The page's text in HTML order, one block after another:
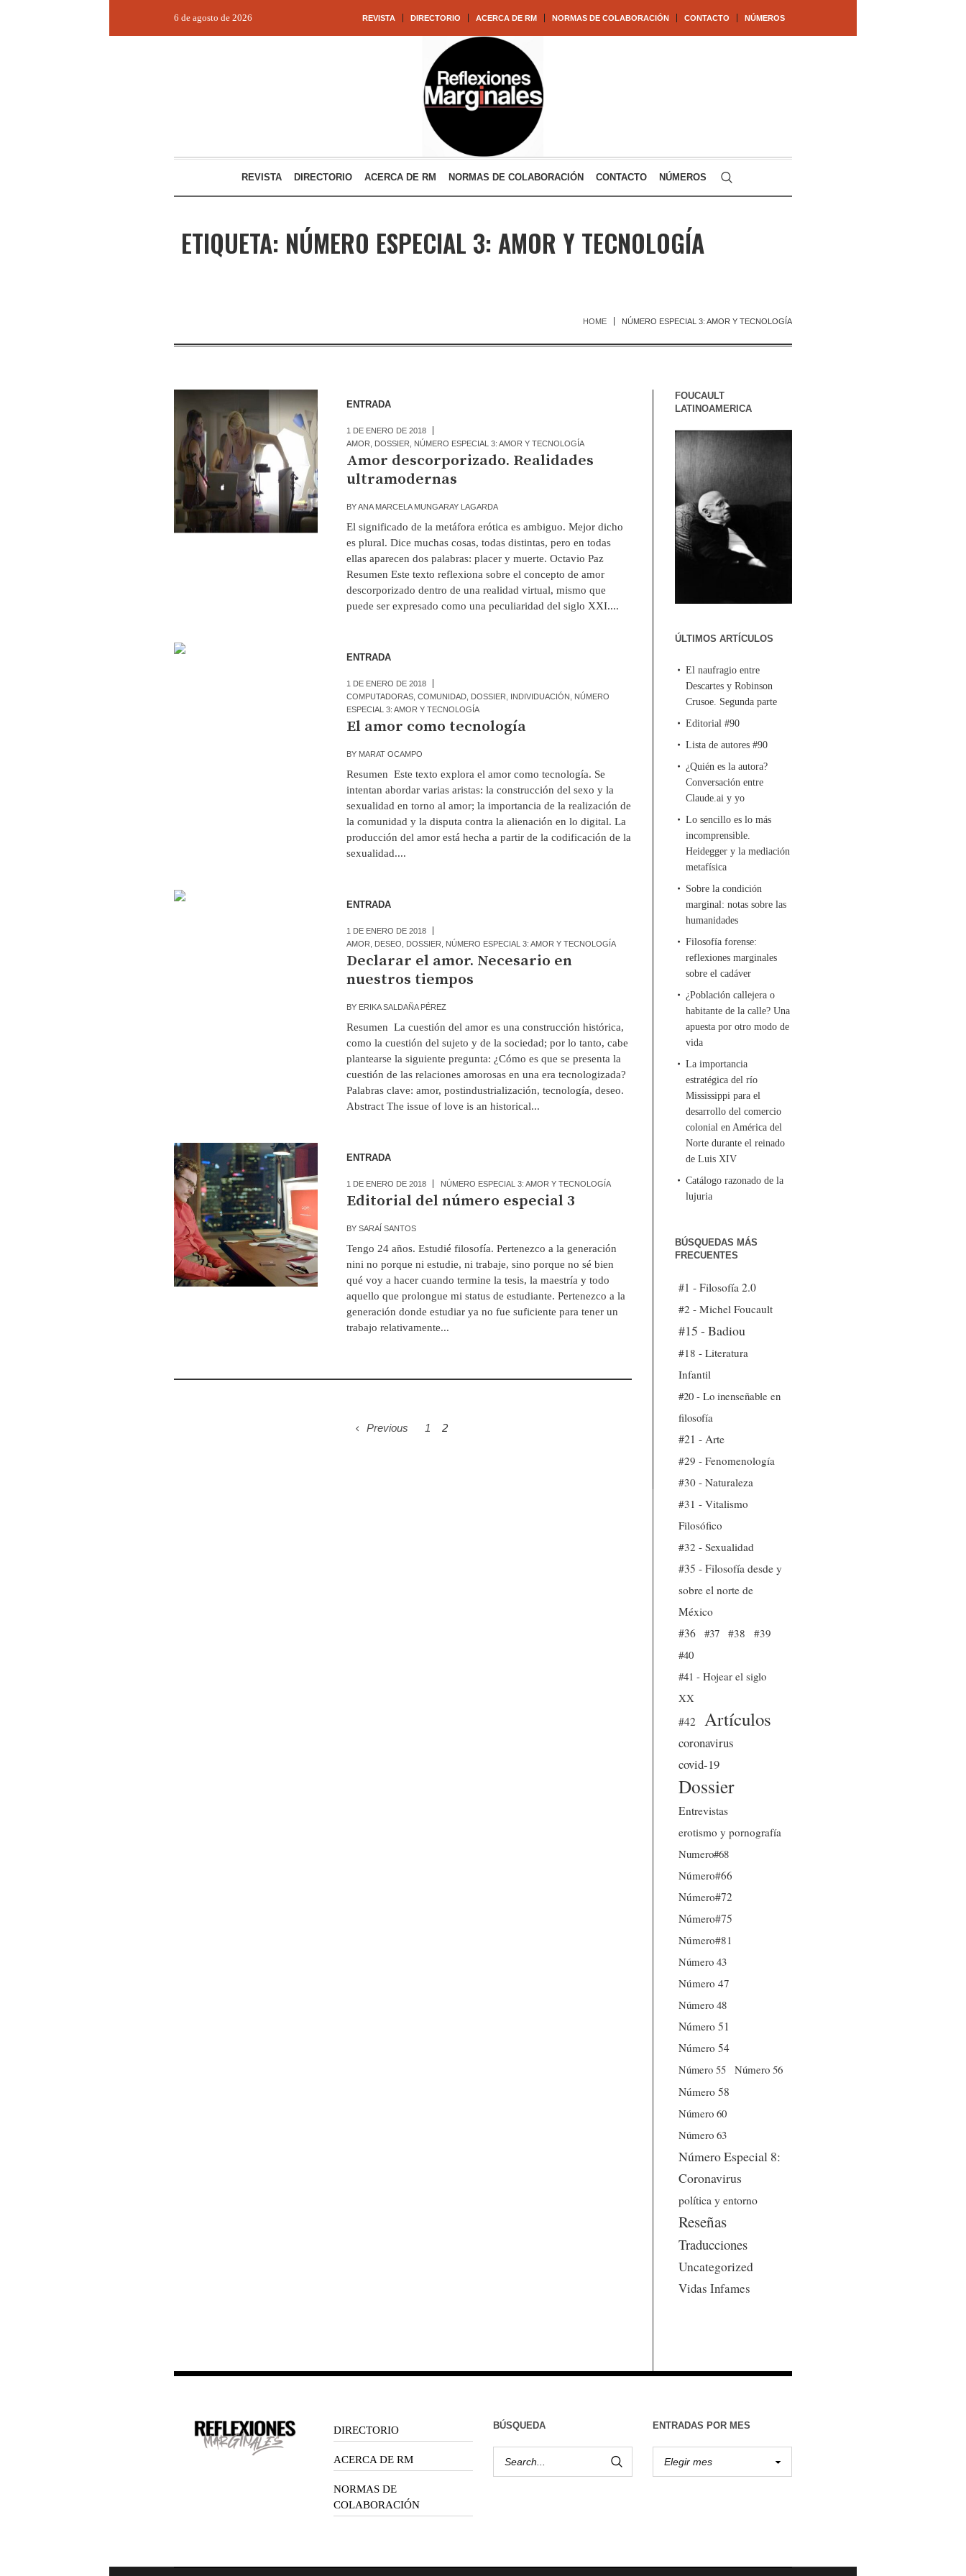
REVISTA DIRECTORIO ACERCA DE RM NORMAS DE COLABORACIÓN CONTACTO NÚMEROS
6 de agosto de 2026
REVISTA DIRECTORIO ACERCA DE RM NORMAS DE COLABORACIÓN CONTACTO NÚMEROS
ETIQUETA: NÚMERO ESPECIAL 3: AMOR Y TECNOLOGÍA
HOME NÚMERO ESPECIAL 3: AMOR Y TECNOLOGÍA
ENTRADA
1 DE ENERO DE 2018
AMOR
DOSSIER NÚMERO ESPECIAL 3: AMOR Y TECNOLOGÍA
Amor descorporizado. Realidades
ultramodernas
BYANA MARCELA MUNGARAY LAGARDA
El significado de la metáfora erótica es ambiguo. Mejor dicho
es plural. Dice muchas cosas, todas distintas, pero en todas
ellas aparecen dos palabras: placer y muerte. Octavio Paz
Resumen Este texto reflexiona sobre el concepto de amor
descorporizado dentro de una realidad virtual, mismo que
puede ser expresado como una peculiaridad del siglo XXI....
ENTRADA
1 DE ENERO DE 2018
COMPUTADORAS, COMUNIDAD, DOSSIER INDIVIDUACIÓN
NÚMERO
ESPECIAL 3: AMOR Y TECNOLOGÍA
El amor como tecnología
BY MARAT OCAMPO
Resumen Este texto explora el amor como tecnología. Se
intentan abordar varias aristas: la construcción del sexo y la
sexualidad en torno al amor; la importancia de la realización de
la comunidad y la disputa contra la alienación en lo digital. La
producción del amor está hecha a partir de la codificación de la
sexualidad....
ENTRADA
1 DE ENERO DE 2018
AMOR
DESEO DOSSIER NÚMERO ESPECIAL 3: AMOR Y TECNOLOGÍA
Declarar el amor. Necesario en
nuestros tiempos
BY ERIKA SALDAÑA PÉREZ
Resumen La cuestión del amor es una construcción histórica,
como la cuestión del sujeto y de la sociedad; por lo tanto, cabe
plantearse la siguiente pregunta: ¿Cómo es que se presenta la
cuestión de las relaciones amorosas en una era tecnologizada?
Palabras clave: amor, postindustrialización, tecnología, deseo.
Abstract The issue of love is an historical...
ENTRADA
1 DE ENERO DE 2018 NÚMERO ESPECIAL 3: AMOR Y TECNOLOGÍA
Editorial del número especial 3
BY SARAÍ SANTOS
Tengo 24 años. Estudié filosofía. Pertenezco a la generación
nini no porque ni estudie, ni trabaje, sino porque no sé bien
qué voy a hacer cuando termine la tesis, la maestría y todo
aquello que prolongue mi status de estudiante. Pertenezco a la
generación donde estudiar ya no fue suficiente para tener un
trabajo relativamente...
Previous 1 2
FOUCAULT
LATINOAMERICA
ÚLTIMOS ARTÍCULOS
El naufragio entre
Descartes y Robinson
Crusoe. Segunda parte
Editorial #90
Lista de autores #90
¿Quién es la autora?
Conversación entre
Claude.ai y yo
Lo sencillo es lo más
incomprensible.
Heidegger y la mediación
metafísica
Sobre la condición
marginal: notas sobre las
humanidades
Filosofía forense:
reflexiones marginales
sobre el cadáver
¿Población callejera o
habitante de la calle? Una
apuesta por otro modo de
vida
La importancia
estratégica del río
Mississippi para el
desarrollo del comercio
colonial en América del
Norte durante el reinado
de Luis XIV
Catálogo razonado de la
lujuria
BÚSQUEDAS MÁS
FRECUENTES
#1 - Filosofía 2.0
#2 - Michel Foucault
#15 - Badiou
#18 - Literatura
Infantil
#20 - Lo inenseñable en
filosofía
#21 - Arte
#29 - Fenomenología
#30 - Naturaleza
#31 - Vitalismo
Filosófico
#32 - Sexualidad
#35 - Filosofía desde y
sobre el norte de
México
#36
#37 #38
#39
#40
#41 - Hojear el siglo
XX
#42
Artículos
coronavirus
covid-19
Dossier
Entrevistas
erotismo y pornografía
Numero#68
Número#66
Número#72
Número#75
Número#81
Número 43
Número 47
Número 48
Número 51
Número 54
Número 55
Número 56
Número 58
Número 60
Número 63
Número Especial 8:
Coronavirus
política y entorno
Reseñas
Traducciones
Uncategorized
Vidas Infames
DIRECTORIO
ACERCA DE RM
NORMAS DE
COLABORACIÓN
BÚSQUEDA ENTRADAS POR MES